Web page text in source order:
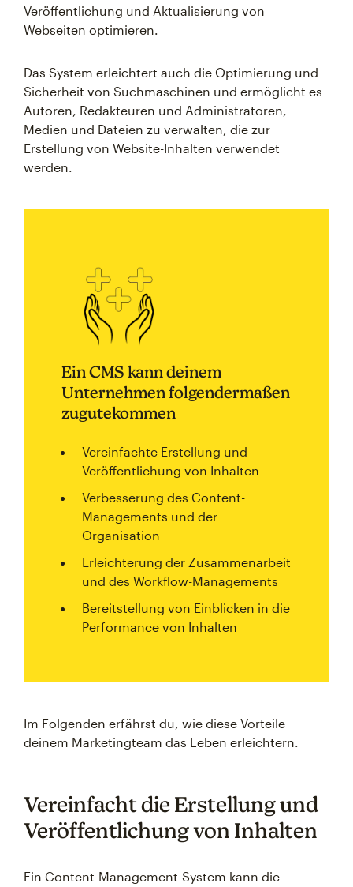
Veröffentlichung und Aktualisierung von
Webseiten optimieren.
Das System erleichtert auch die Optimierung und
Sicherheit von Suchmaschinen und ermöglicht es
Autoren, Redakteuren und Administratoren,
Medien und Dateien zu verwalten, die zur
Erstellung von Website-Inhalten verwendet
werden.
Ein CMS kann deinem
Unternehmen folgendermaßen
zugutekommen
Vereinfachte Erstellung und
Veröffentlichung von Inhalten
Verbesserung des Content-
Managements und der
Organisation
Erleichterung der Zusammenarbeit
und des Workflow-Managements
Bereitstellung von Einblicken in die
Performance von Inhalten
Im Folgenden erfährst du, wie diese Vorteile
deinem Marketingteam das Leben erleichtern.
Vereinfacht die Erstellung und
Veröffentlichung von Inhalten
Ein Content-Management-System kann die